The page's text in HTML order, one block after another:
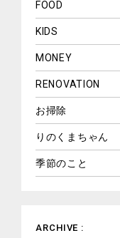
FOOD
KIDS
MONEY
RENOVATION
お掃除
りのくまちゃん
季節のこと
ARCHIVE :